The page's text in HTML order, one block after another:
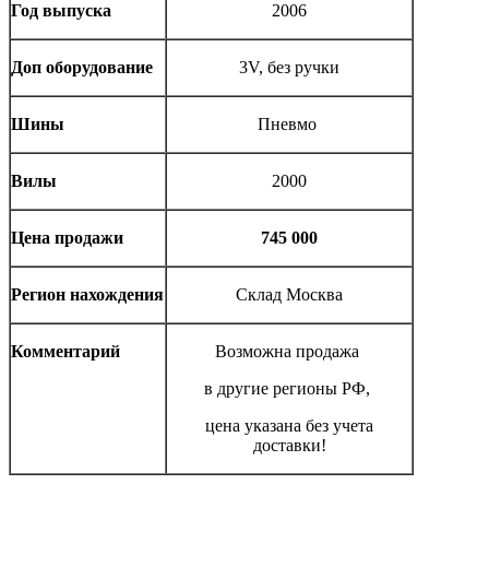
Год выпуска 2006
Доп оборудование 3V, без ручки
Шины Пневмо
Вилы 2000
Цена продажи 745 000
Регион нахождения Склад Москва
Комментарий
Возможна продажа
в другие регионы РФ,
цена указана без учета
доставки!